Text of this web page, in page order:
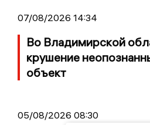
07/08/2026 14:34
Во Владимирской
крушение
объект
05/08/2026 08:30